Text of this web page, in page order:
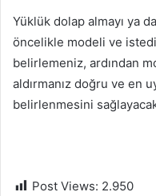
Yüklük dolap almayı ya
öncelikle modeli ve
belirlemeniz, ardından
aldırmanız doğru ve en
belirlenmesini
Post Views: 2.950